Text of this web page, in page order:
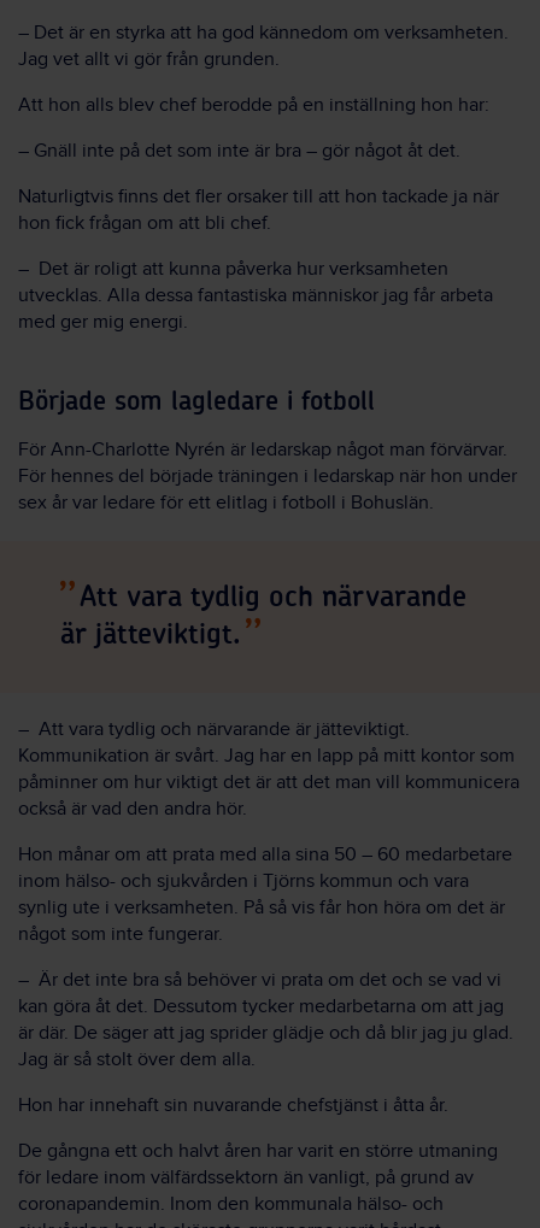
– Det är en styrka att ha god kännedom om verksamheten.
Jag vet allt vi gör från grunden.
Att hon alls blev chef berodde på en inställning hon har:
– Gnäll inte på det som inte är bra – gör något åt det.
Naturligtvis finns det fler orsaker till att hon tackade ja när
hon fick frågan om att bli chef.
– Det är roligt att kunna påverka hur verksamheten
utvecklas. Alla dessa fantastiska människor jag får arbeta
med ger mig energi.
Började som lagledare i fotboll
För Ann-Charlotte Nyrén är ledarskap något man förvärvar.
För hennes del började träningen i ledarskap när hon under
sex år var ledare för ett elitlag i fotboll i Bohuslän.
Att vara tydlig och närvarande
är jätteviktigt.
– Att vara tydlig och närvarande är jätteviktigt.
Kommunikation är svårt. Jag har en lapp på mitt kontor som
påminner om hur viktigt det är att det man vill kommunicera
också är vad den andra hör.
Hon månar om att prata med alla sina 50 – 60 medarbetare
inom hälso- och sjukvården i Tjörns kommun och vara
synlig ute i verksamheten. På så vis får hon höra om det är
något som inte fungerar.
– Är det inte bra så behöver vi prata om det och se vad vi
kan göra åt det. Dessutom tycker medarbetarna om att jag
är där. De säger att jag sprider glädje och då blir jag ju glad.
Jag är så stolt över dem alla.
Hon har innehaft sin nuvarande chefstjänst i åtta år.
De gångna ett och halvt åren har varit en större utmaning
för ledare inom välfärdssektorn än vanligt, på grund av
coronapandemin. Inom den kommunala hälso- och